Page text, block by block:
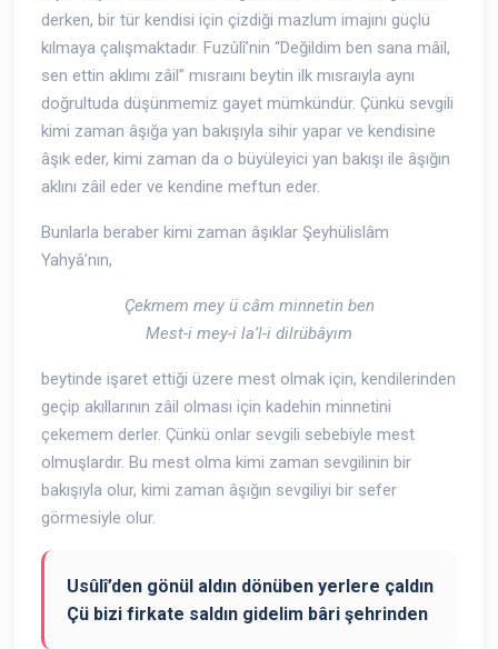
derken, bir tür kendisi için çizdiği mazlum imajını güçlü
kılmaya çalışmaktadır. Fuzûlî’nin “Değildim ben sana mâil,
sen ettin aklımı zâil” mısraını beytin ilk mısraıyla aynı
doğrultuda düşünmemiz gayet mümkündür. Çünkü sevgili
kimi zaman âşığa yan bakışıyla sihir yapar ve kendisine
âşık eder, kimi zaman da o büyüleyici yan bakışı ile âşığın
aklını zâil eder ve kendine meftun eder.
Bunlarla beraber kimi zaman âşıklar Şeyhülislâm
Yahyâ’nın,
Çekmem mey ü câm minnetin ben
Mest-i mey-i la’l-i dilrübâyım
beytinde işaret ettiği üzere mest olmak için, kendilerinden
geçip akıllarının zâil olması için kadehin minnetini
çekemem derler. Çünkü onlar sevgili sebebiyle mest
olmuşlardır. Bu mest olma kimi zaman sevgilinin bir
bakışıyla olur, kimi zaman âşığın sevgiliyi bir sefer
görmesiyle olur.
Usûlî’den gönül aldın dönüben yerlere çaldın
Çü bizi firkate saldın gidelim bâri şehrinden